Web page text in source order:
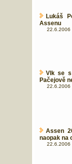
Lukáš
Assenu
22.6.2006
Vlk se
Pačejově
22.6.2006
Assen
naopak na
22.6.2006